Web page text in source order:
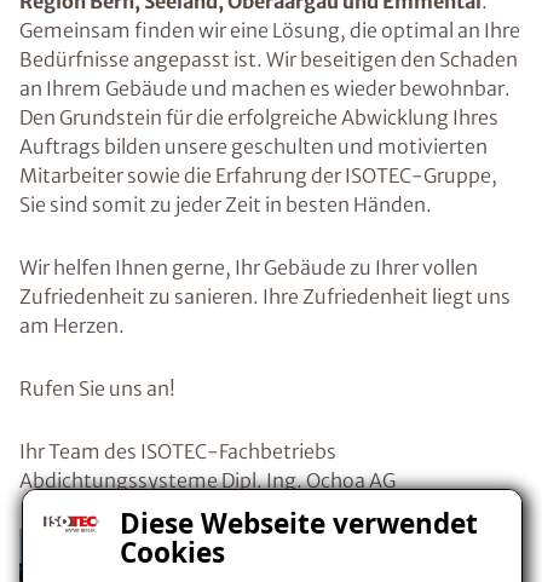
Diese Webseite verwendet
Cookies
Gemeinsam finden wir eine Lösung, die optimal an Ihre
Bedürfnisse angepasst ist. Wir beseitigen den Schaden
an Ihrem Gebäude und machen es wieder bewohnbar.
Den Grundstein für die erfolgreiche Abwicklung Ihres
Auftrags bilden unsere geschulten und motivierten
Mitarbeiter sowie die Erfahrung der ISOTEC-Gruppe,
Sie sind somit zu jeder Zeit in besten Händen.
Wir helfen Ihnen gerne, Ihr Gebäude zu Ihrer vollen
Zufriedenheit zu sanieren. Ihre Zufriedenheit liegt uns
am Herzen.
Rufen Sie uns an!
Ihr Team des ISOTEC-Fachbetriebs
Abdichtungssysteme Dipl. Ing. Ochoa AG